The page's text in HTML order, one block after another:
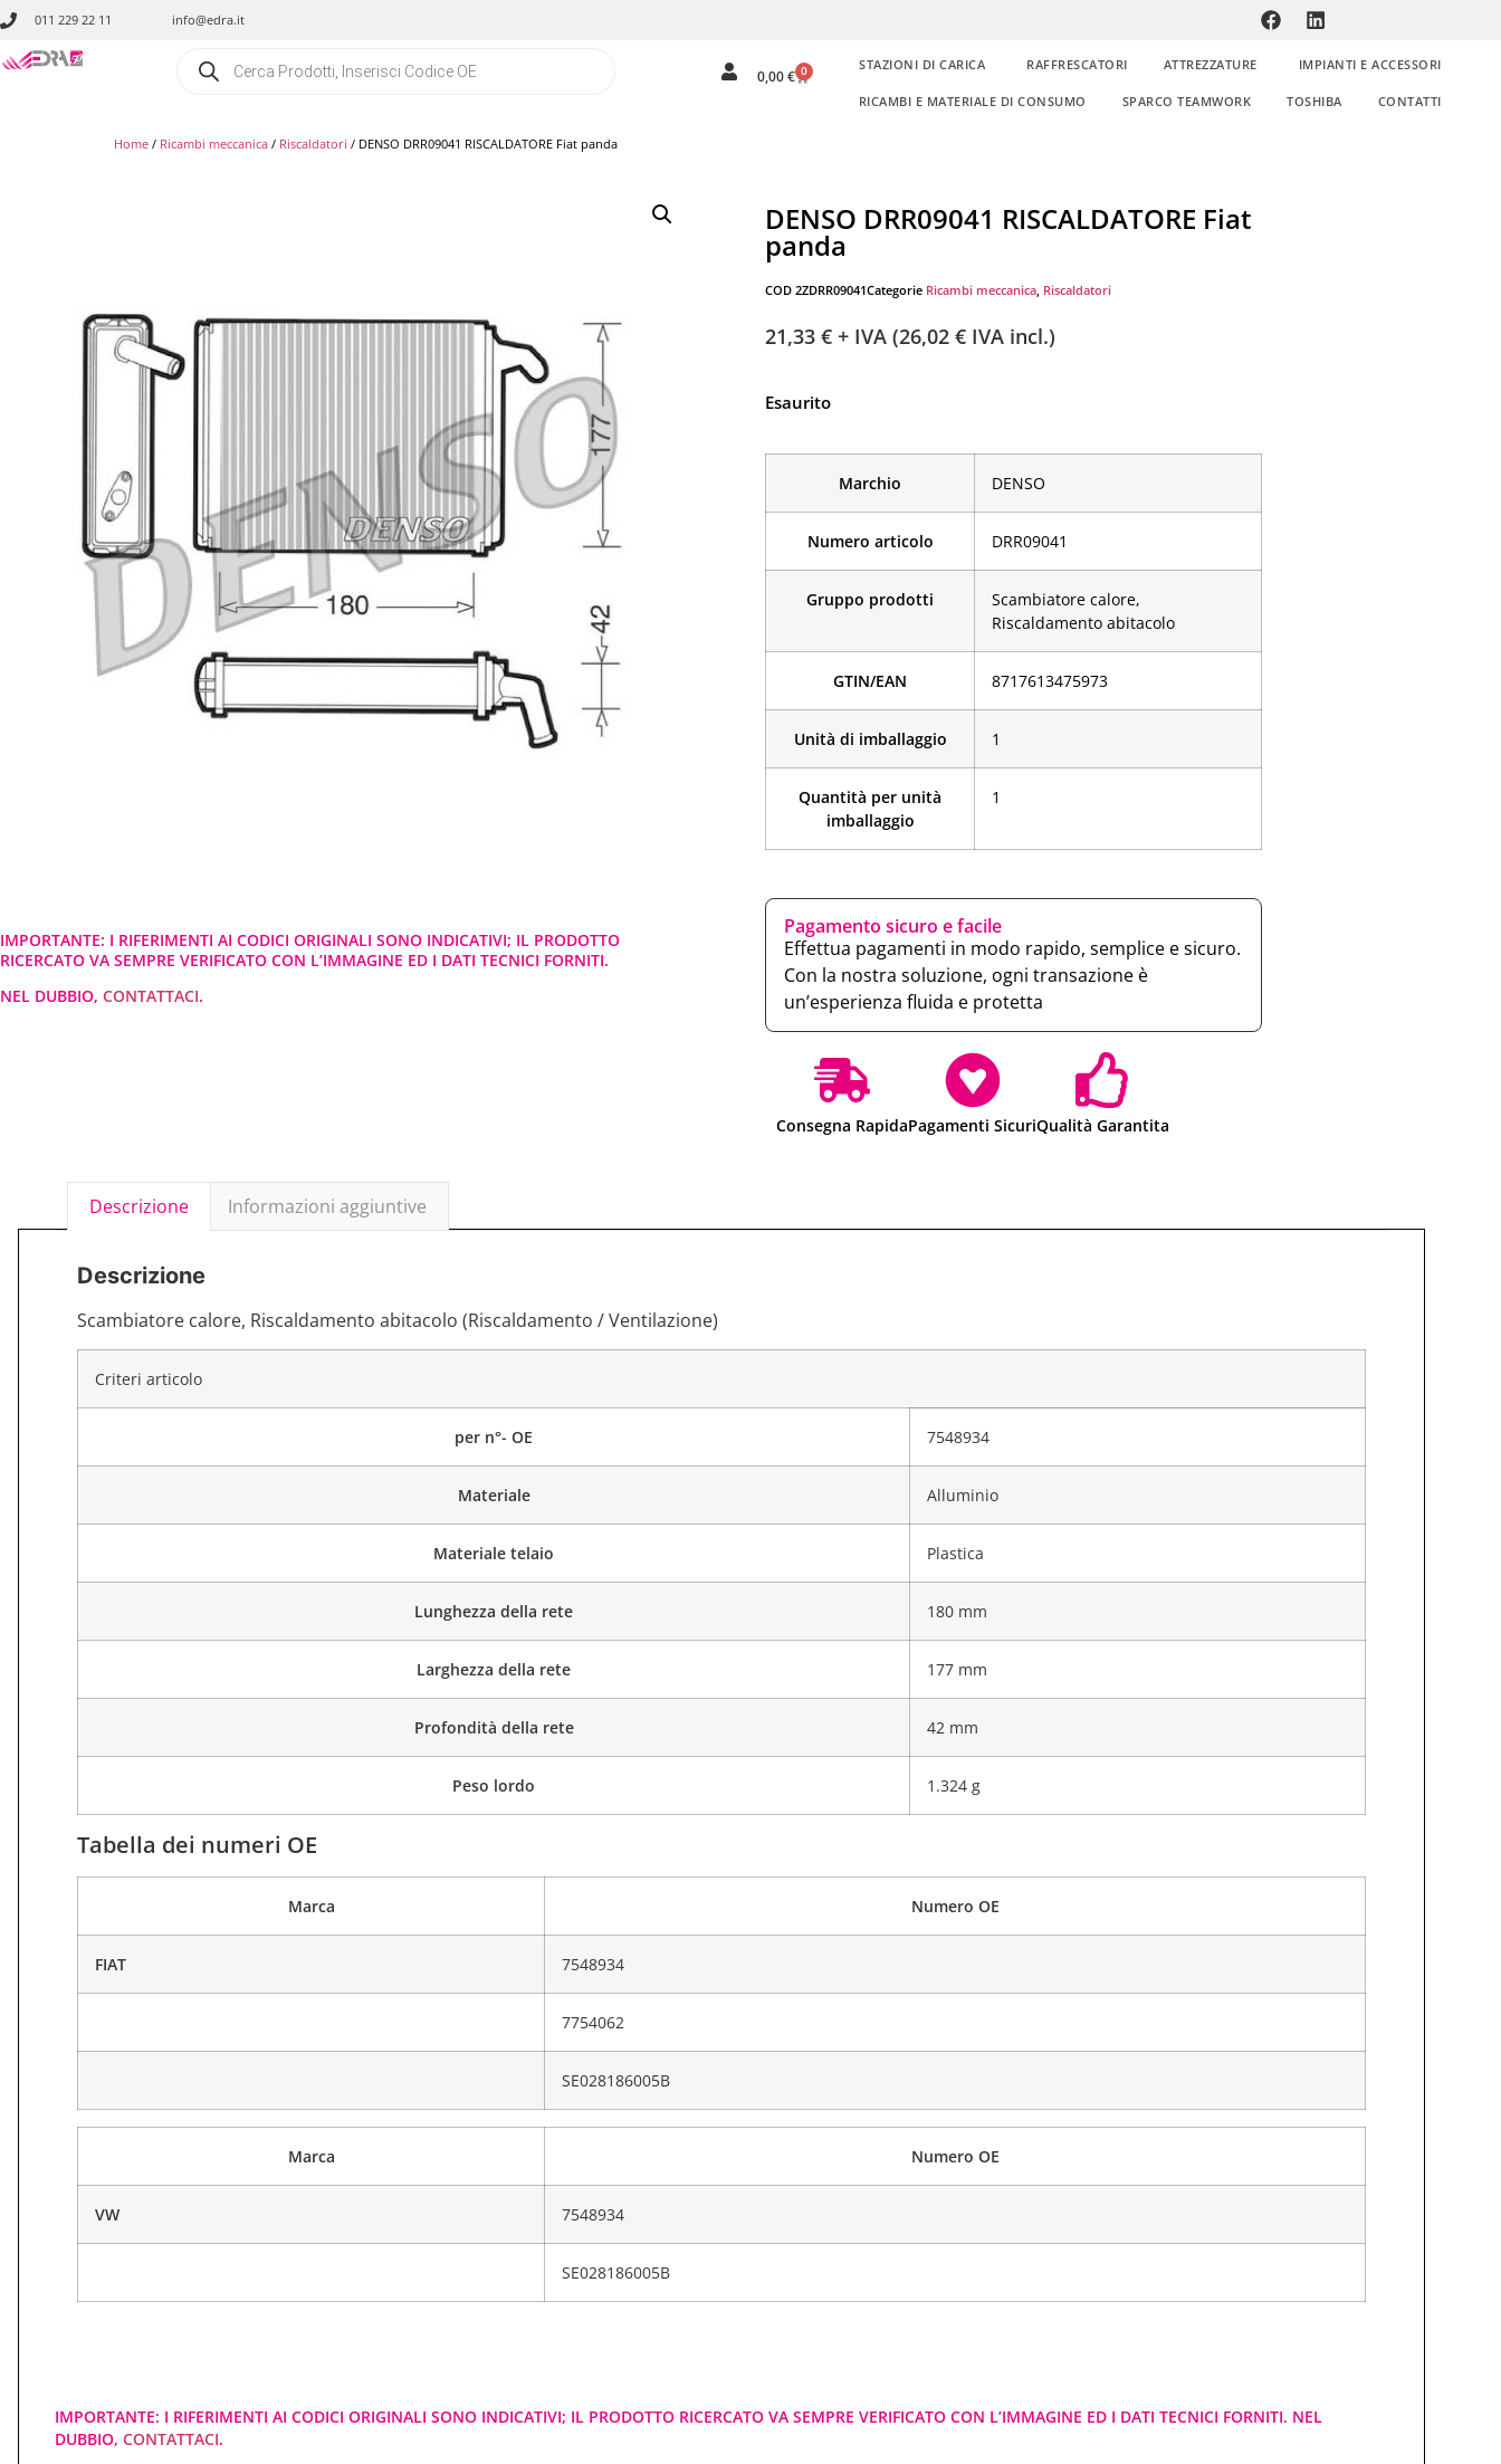
011 229 22 11 info@edra.it
0,00€ 0 STAZIONI DI CARICA RAFFRESCATORI ATTREZZATURE IMPIANTI E ACCESSORI
RICAMBI E MATERIALE DI CONSUMO SPARCO TEAMWORK TOSHIBA CONTATTI
Home / Ricambi meccanica / Riscaldatori / DENSO DRR09041 RISCALDATORE Fiat panda
IMPORTANTE: I RIFERIMENTI AI CODICI ORIGINALI SONO INDICATIVI; IL PRODOTTO
RICERCATO VA SEMPRE VERIFICATO CON L’IMMAGINE ED I DATI TECNICI FORNITI.
NEL DUBBIO, CONTATTACI.
DENSO DRR09041 RISCALDATORE Fiat
panda
COD 2ZDRR09041Categorie Ricambi meccanica, Riscaldatori
21,33 € + IVA (26,02 € IVA incl.)
Esaurito
Marchio DENSO
Numero articolo DRR09041
Gruppo prodotti
Scambiatore calore,
Riscaldamento abitacolo
GTIN/EAN ­8717613475973
Unità di imballaggio 1
Quantità per unità
imballaggio
1
Pagamento sicuro e facile
Effettua pagamenti in modo rapido, semplice e sicuro.
Con la nostra soluzione, ogni transazione è
un’esperienza fluida e protetta
Consegna RapidaPagamenti SicuriQualità Garantita
Descrizione Informazioni aggiuntive
Descrizione
Scambiatore calore, Riscaldamento abitacolo (Riscaldamento / Ventilazione)
Criteri articolo
per n°- OE 7548934
Materiale Alluminio
Materiale telaio Plastica
Lunghezza della rete 180 mm
Larghezza della rete 177 mm
Profondità della rete 42 mm
Peso lordo 1.324 g
Tabella dei numeri OE
Marca Numero OE
FIAT 7548934
7754062
SE028186005B
Marca Numero OE
VW 7548934
SE028186005B
IMPORTANTE: I RIFERIMENTI AI CODICI ORIGINALI SONO INDICATIVI; IL PRODOTTO RICERCATO VA SEMPRE VERIFICATO CON L’IMMAGINE ED I DATI TECNICI FORNITI. NEL
DUBBIO, CONTATTACI.